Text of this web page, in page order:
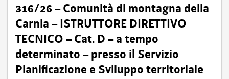
316/26 – Comunità di montagna della
Carnia – ISTRUTTORE DIRETTIVO
TECNICO – Cat. D – a tempo
determinato – presso il Servizio
Pianificazione e Sviluppo territoriale